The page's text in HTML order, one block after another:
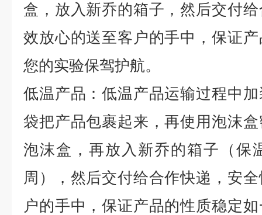
盒，放入新乔的箱子，然后交付
效放心的送至客户的手中，保证
您的实验保驾护航。
低温产品：低温产品运输过程中
袋把产品包裹起来，再使用泡沫
泡沫盒，再放入新乔的箱子（保
周），然后交付给合作快递，安
户的手中，保证产品的性质稳定